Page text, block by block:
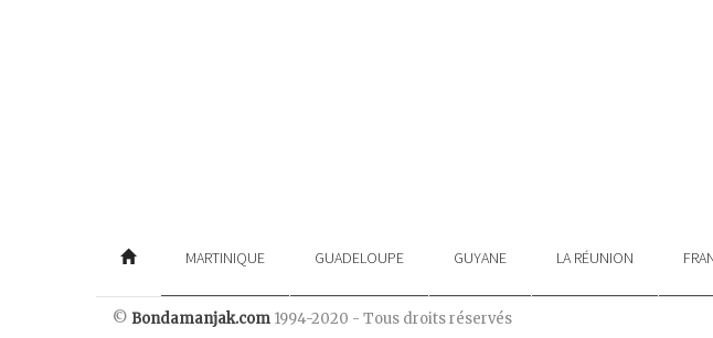
MARTINIQUE GUADELOUPE GUYANE LA RÉUNION
© Bondamanjak.com 1994-2020 - Tous droits réservés